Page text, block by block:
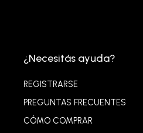
¿Necesitás ayuda?
REGISTRARSE
PREGUNTAS FRECUENTES
CÓMO COMPRAR